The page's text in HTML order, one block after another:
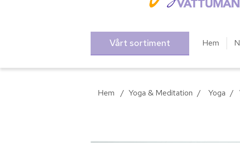
Vårt sortiment Hem
Hem / Yoga & Meditation / Yoga /